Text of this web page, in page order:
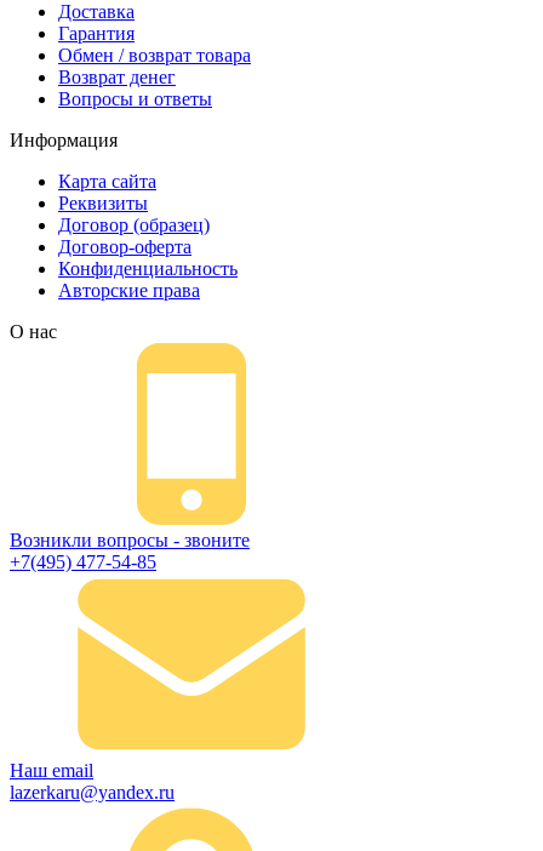
Доставка
Гарантия
Обмен / возврат товара
Возврат денег
Вопросы и ответы
Информация
Карта сайта
Реквизиты
Договор (образец)
Договор-оферта
Конфиденциальность
Авторские права
О нас
Возникли вопросы - звоните
+7(495) 477-54-85
Наш email
lazerkaru@yandex.ru